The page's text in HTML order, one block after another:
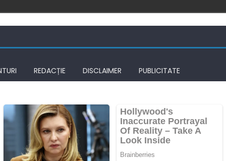
REDACȚIE DISCLAIMER PUBLICITATE